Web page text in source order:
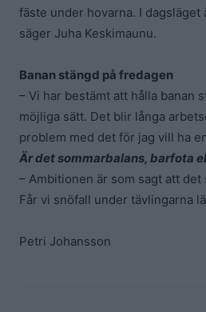
fäste under hovarna. I
säger Juha Keskimaunu.
Banan stängd på fredagen
– Vi har bestämt att hålla banan
möjliga sätt. Det blir långa
problem med det för jag vill ha
Är det sommarbalans, barfota
– Ambitionen är som sagt att
Får vi snöfall under tävlingarna
Petri Johansson